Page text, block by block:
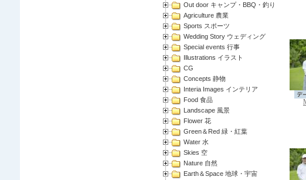
Out door キャンプ・BBQ・釣り
Agriculture 農業
Sports スポーツ
Wedding Story ウェディング
Special events 行事
Illustrations イラスト
CG
Concepts 静物
Interia Images インテリア
Food 食品
Landscape 風景
Flower 花
Green＆Red 緑・紅葉
Water 水
Skies 空
Nature 自然
Earth＆Space 地球・宇宙